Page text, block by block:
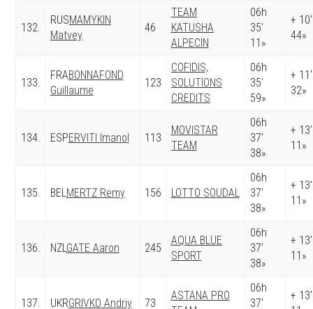
132.
RUSMAMYKIN
Matvey
46
TEAM
KATUSHA
ALPECIN
06h
35′
11»
+ 10′
44»
133.
FRABONNAFOND
Guillaume
123
COFIDIS,
SOLUTIONS
CREDITS
06h
35′
59»
+ 11′
32»
134. ESPERVITI Imanol 113
MOVISTAR
TEAM
06h
37′
38»
+ 13′
11»
135. BELMERTZ Remy 156 LOTTO SOUDAL
06h
37′
38»
+ 13′
11»
136. NZLGATE Aaron 245
AQUA BLUE
SPORT
06h
37′
38»
+ 13′
11»
137. UKRGRIVKO Andriy 73
ASTANA PRO
06h
37′
+ 13′